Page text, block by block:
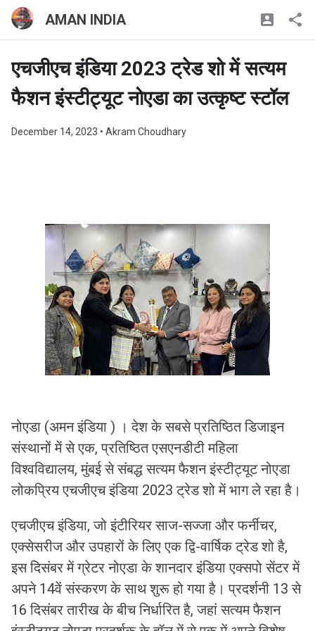
AMAN INDIA
एचजीएच इंडिया 2023 ट्रेड शो में सत्यम
फैशन इंस्टीट्यूट नोएडा का उत्कृष्ट स्टॉल
December 14, 2023 • Akram Choudhary
नोएडा (अमन इंडिया ) । देश के सबसे प्रतिष्ठित डिजाइन
संस्थानों में से एक, प्रतिष्ठित एसएनडीटी महिला
विश्वविद्यालय, मुंबई से संबद्ध सत्यम फैशन इंस्टीट्यूट नोएडा
लोकप्रिय एचजीएच इंडिया 2023 ट्रेड शो में भाग ले रहा है।
एचजीएच इंडिया, जो इंटीरियर साज-सज्जा और फर्नीचर,
एक्सेसरीज और उपहारों के लिए एक द्वि-वार्षिक ट्रेड शो है,
इस दिसंबर में ग्रेटर नोएडा के शानदार इंडिया एक्सपो सेंटर में
अपने 14वें संस्करण के साथ शुरू हो गया है। प्रदर्शनी 13 से
16 दिसंबर तारीख के बीच निर्धारित है, जहां सत्यम फैशन